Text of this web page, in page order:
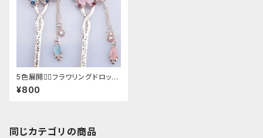
5色展開❁⃘フラワリングドロップ
チェーン簪
¥800
同じカテゴリの商品